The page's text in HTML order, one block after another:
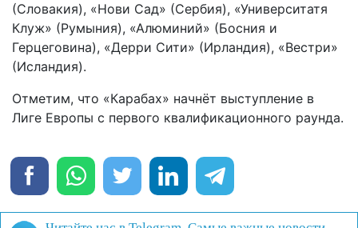
(Словакия), «Нови Сад» (Сербия), «Университатя
Клуж» (Румыния), «Алюминий» (Босния и
Герцеговина), «Дерри Сити» (Ирландия), «Вестри»
(Исландия).
Отметим, что «Карабах» начнёт выступление в
Лиге Европы с первого квалификационного раунда.